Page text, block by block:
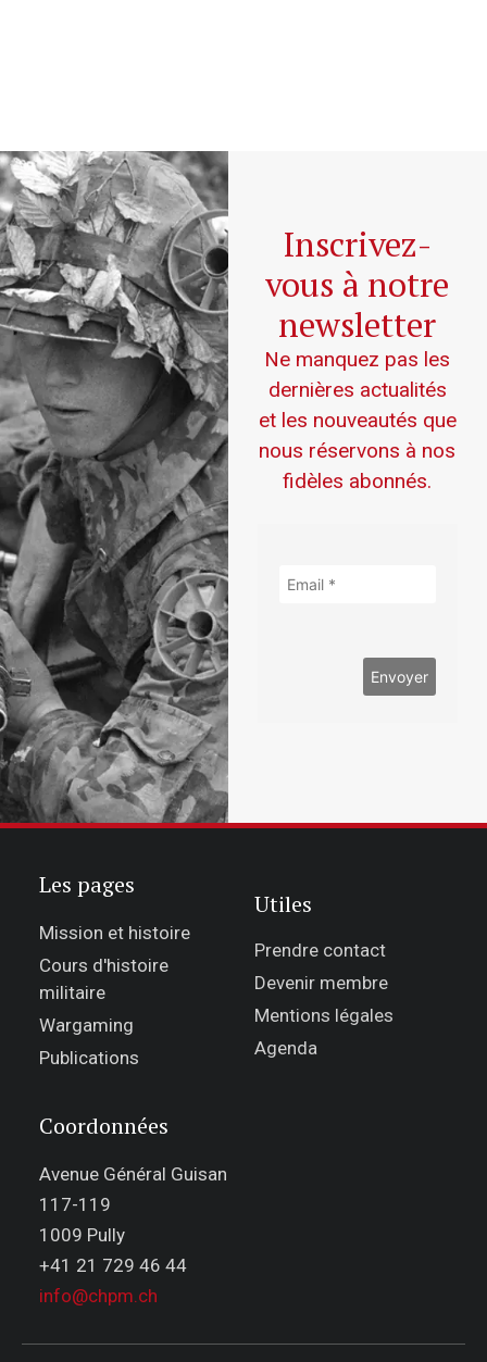
Inscrivez-
vous à notre
newsletter
Ne manquez pas les
dernières actualités
et les nouveautés que
nous réservons à nos
fidèles abonnés.
Les pages
Mission et histoire
Cours d'histoire
militaire
Wargaming
Publications
Utiles
Prendre contact
Devenir membre
Mentions légales
Agenda
Coordonnées
Avenue Général Guisan
117-119
1009 Pully
+41 21 729 46 44
info@chpm.ch